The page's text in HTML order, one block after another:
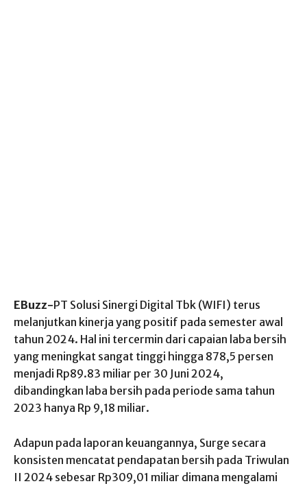
EBuzz-PT Solusi Sinergi Digital Tbk (WIFI) terus
melanjutkan kinerja yang positif pada semester awal
tahun 2024. Hal ini tercermin dari capaian laba bersih
yang meningkat sangat tinggi hingga 878,5 persen
menjadi Rp89.83 miliar per 30 Juni 2024,
dibandingkan laba bersih pada periode sama tahun
2023 hanya Rp 9,18 miliar.
Adapun pada laporan keuangannya, Surge secara
konsisten mencatat pendapatan bersih pada Triwulan
II 2024 sebesar Rp309,01 miliar dimana mengalami